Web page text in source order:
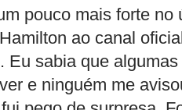
pouco mais forte
ao canal
Eu sabia que
e ninguém me